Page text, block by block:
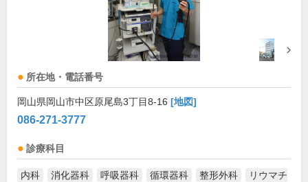
所在地・電話番号
岡山県岡山市中区原尾島3丁目8-16 [地図]
086-271-3777
診療科目
内科 消化器科 呼吸器科 循環器科 整形外科
リウマチ